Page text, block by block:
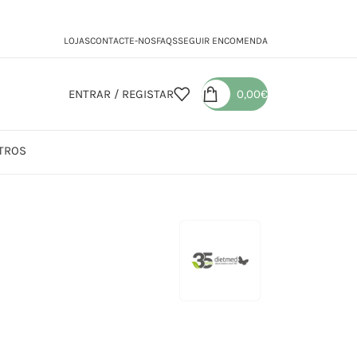
LOJASCONTACTE-NOSFAQSSEGUIR ENCOMENDA
ENTRAR / REGISTAR 0,00€